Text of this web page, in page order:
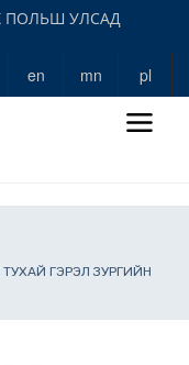
ПОЛЬШ УЛСАД
en mn pl
ГЭРЭЛ ЗУРГИЙН